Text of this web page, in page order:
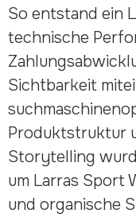
So entstand ein
technische
Sichtbarkeit
Produktstruktur
Storytelling
um Larras Sport
und organische